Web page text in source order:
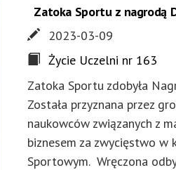
Zatoka Sportu z nagrodą
2023-03-09
Życie Uczelni nr 163
Zatoka Sportu zdobyła
Została przyznana przez
naukowców związanych z
biznesem za zwycięstwo w
Sportowym. Wręczona